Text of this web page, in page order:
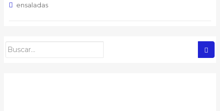
ensaladas